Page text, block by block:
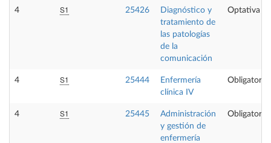
4 S1 25426
Diagnóstico y
tratamiento de
las patologías
de la
comunicación
Optativa
4 S1 25444
Enfermería
clínica IV
Obligatoria
4 S1 25445
Administración
y gestión de
enfermería
Obligatoria